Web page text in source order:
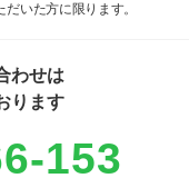
いた方に限ります。
わせは
ります
153